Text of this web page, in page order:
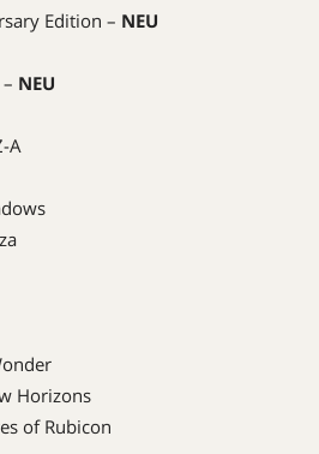
Edition – NEU
NEU
A
Horizons
of Rubicon